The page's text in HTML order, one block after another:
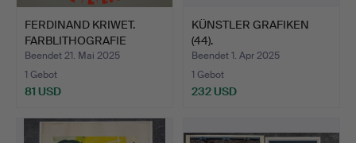
FERDINAND KRIWET.
FARBLITHOGRAFIE
SIGNIERT.
Beendet 21. Mai 2025
1 Gebot
81 USD
KÜNSTLER GRAFIKEN
(44).
Beendet 1. Apr 2025
1 Gebot
232 USD